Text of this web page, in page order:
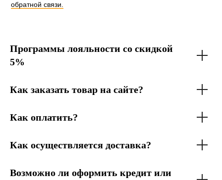
обратной связи.
Программы лояльности со скидкой
5%
Как заказать товар на сайте?
Как оплатить?
Как осуществляется доставка?
Возможно ли оформить кредит или